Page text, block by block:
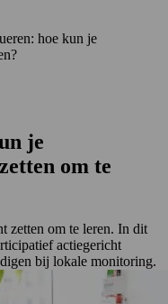
hoe kun je
je
om te
zetten om te leren. In dit
actiegericht
bij lokale monitoring.